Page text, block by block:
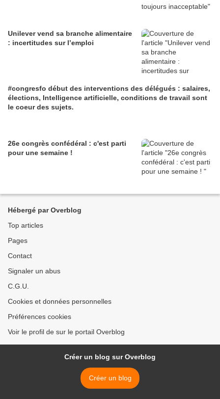
Unilever vend sa branche alimentaire
: incertitudes sur l’emploi
#congresfo début des interventions des délégués : salaires,
élections, Intelligence artificielle, conditions de travail sont
le coeur des sujets.
26e congrès confédéral : c'est parti
pour une semaine !
Hébergé par Overblog
Top articles
Pages
Contact
Signaler un abus
C.G.U.
Cookies et données personnelles
Préférences cookies
Voir le profil de sur le portail Overblog
Créer un blog sur Overblog
Créer un blog